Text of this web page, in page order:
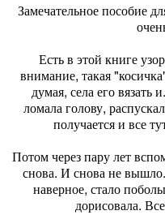
Замечательное пособие
Есть в этой книге
внимание, такая
думая, села его вязать
ломала голову,
получается и все
Потом через пару лет
снова. И снова не
наверное, стало
дорисовала.